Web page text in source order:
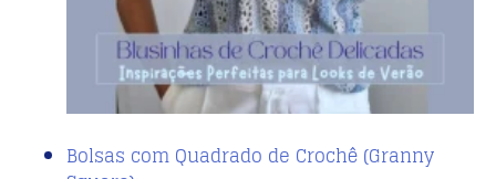
Bolsas com Quadrado de Crochê (Granny